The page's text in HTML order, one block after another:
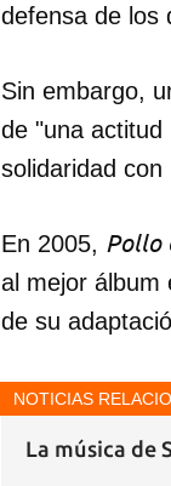
defensa de los
Sin embargo,
de "una
solidaridad
En 2005, Pollo
al mejor álbum
de su
NOTICIAS
La música de